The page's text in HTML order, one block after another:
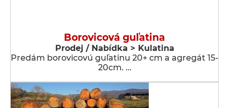
Borovicová guľatina
Prodej / Nabídka > Kulatina
Predám borovicovú guľatinu 20+ cm a agregát 15-
20cm. …